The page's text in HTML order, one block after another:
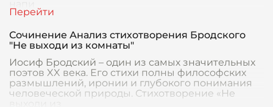
Сочинение Анализ стихотворения Бродского
"Не выходи из комнаты"
Иосиф Бродский – один из самых значительных
поэтов XX века. Его стихи полны философских
размышлений, иронии и глубокого понимания
человеческой природы. Стихотворение «Не